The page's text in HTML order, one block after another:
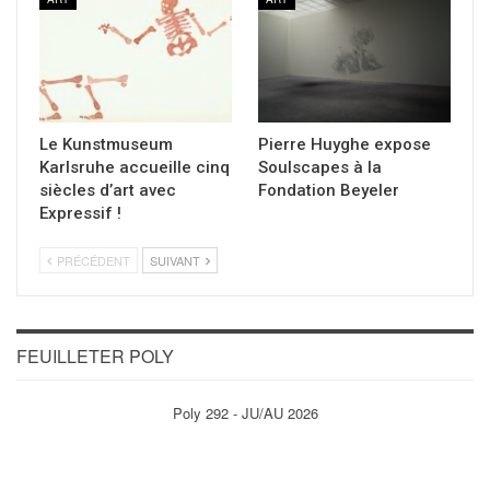
Le Kunstmuseum
Karlsruhe accueille cinq
siècles d’art avec
Expressif !
Pierre Huyghe expose
Soulscapes à la
Fondation Beyeler
PRÉCÉDENT SUIVANT
FEUILLETER POLY
Poly 292 - JU/AU 2026